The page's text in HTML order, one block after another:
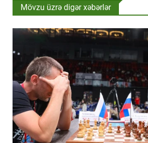
Mövzu üzrə digər xəbərlər